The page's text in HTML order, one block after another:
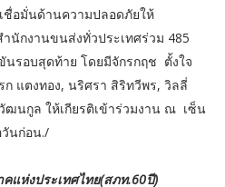
ชื่อมั่นด้านความปลอดภัยให้
นักงานขนส่งทั่วประเทศร่วม 485
รอบสุดท้าย โดยมีจักรกฤช ตั้งใจ
แตงทอง, นริศรา สิริทวีพร, วิลลี่
นกูล ให้เกียรติเข้าร่วมงาน ณ เซ็น
วันก่อน./
ห่งประเทศไทย​(สภท.60ปี)